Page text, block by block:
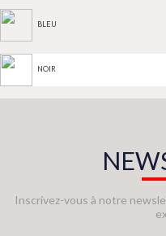
BLEU
NOIR
Inscrivez-vous à notre